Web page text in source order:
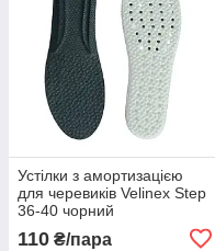
Устілки з амортизацією
для черевиків Velinex Step
36-40 чорний
110 ₴/пара